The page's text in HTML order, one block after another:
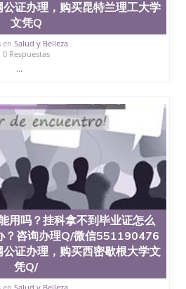
证办理，购买昆特兰理工大学
文凭Q
en Salud y Belleza
0 Respuestas
...
用吗？挂科拿不到毕业证怎么
？咨询办理Q/微信551190476
证办理，购买西密歇根大学文
凭Q/